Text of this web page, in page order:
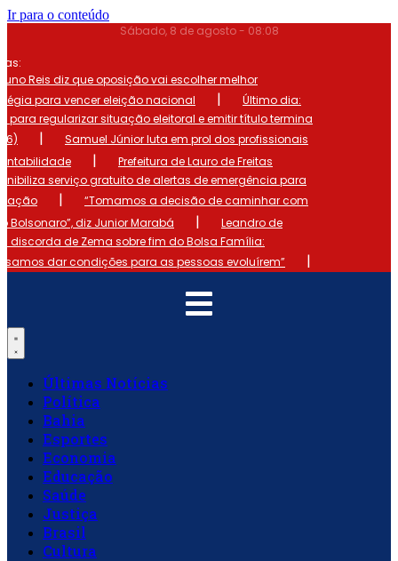
Ir para o conteúdo
Sábado, 8 de agosto - 08:08
Reis diz que oposição vai escolher melhor
para vencer eleição nacional
|
Último dia:
para regularizar situação eleitoral e emitir título termina
|
Samuel Júnior luta em prol dos profissionais
|
Prefeitura de Lauro de Freitas
serviço gratuito de alertas de emergência para
|
“Tomamos a decisão de caminhar com
Bolsonaro”, diz Junior Marabá
|
Leandro de
discorda de Zema sobre fim do Bolsa Família:
dar condições para as pessoas evoluírem”
|
Últimas Notícias
Política
Bahia
Esportes
Economia
Educação
Saúde
Justiça
Brasil
Cultura